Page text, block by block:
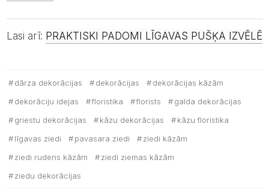
Lasi arī: PRAKTISKI PADOMI LĪGAVAS PUŠĶA IZVĒLĒ
dārza dekorācijas dekorācijas
dekorācijas kāzām
dekorāciju idejas
floristika florists
galda dekorācijas
griestu dekorācijas
kāzu dekorācijas
kāzu floristika
līgavas ziedi
pavasara ziedi
ziedi kāzām
ziedi rudens kāzām
ziedi ziemas kāzām
ziedu dekorācijas